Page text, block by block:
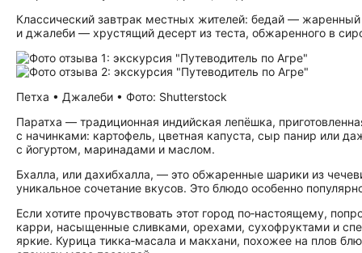
Классический завтрак местных жителей: бедай —
и джалеби — хрустящий десерт из теста, обжаренного в
Петха • Джалеби • Фото: Shutterstock
Паратха — традиционная индийская лепёшка,
с начинками: картофель, цветная капуста, сыр панир или
с йогуртом, маринадами и маслом.
Бхалла, или дахибхалла, — это обжаренные шарики из
уникальное сочетание вкусов. Это блюдо особенно
Если хотите прочувствовать этот город по‑настоящему,
карри, насыщенные сливками, орехами, сухофруктами и
яркие. Курица тикка‑масала и макхани, похожее на плов